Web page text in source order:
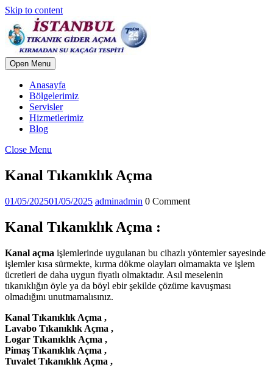
Skip to content
Open Menu
Anasayfa
Bölgelerimiz
Servisler
Hizmetlerimiz
Blog
Close Menu
Kanal Tıkanıklık Açma
01/05/202501/05/2025 adminadmin 0 Comment
Kanal Tıkanıklık Açma :
Kanal açma işlemlerinde uygulanan bu cihazlı yöntemler sayesinde
işlemler kısa sürmekte, kırma dökme olayları olmamakta ve işlem
ücretleri de daha uygun fiyatlı olmaktadır. Asıl meselenin
tıkanıklığın öyle ya da böyl ebir şekilde çözüme kavuşması
olmadığını unutmamalısınız.
Kanal Tıkanıklık Açma ,
Lavabo Tıkanıklık Açma ,
Logar Tıkanıklık Açma ,
Pimaş Tıkanıklık Açma ,
Tuvalet Tıkanıklık Açma ,